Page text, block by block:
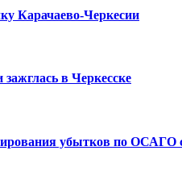
Карачаево-Черкесии
в Черкесске
убытков по ОСАГО